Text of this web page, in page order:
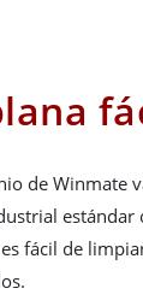
de Winmate
estándar
fácil de